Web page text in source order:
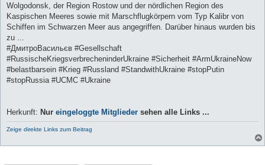
Wolgodonsk, der Region Rostow und der nördlichen Region des
Kaspischen Meeres sowie mit Marschflugkörpern vom Typ Kalibr von
Schiffen im Schwarzen Meer aus angegriffen. Darüber hinaus wurden bis
zu ...
#ДмитроВасильєв #Gesellschaft
#RussischeKriegsverbrecheninderUkraine #Sicherheit #ArmUkraineNow
#belastbarsein #Krieg #Russland #StandwithUkraine #stopPutin
#stopRussia #UCMC #Ukraine
Herkunft: Nur eingeloggte Mitglieder sehen alle Links ...
Zeige direkte Links zum Beitrag